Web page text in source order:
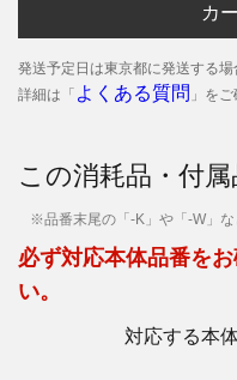
カ
発送予定日は東京都に発送する場
詳細は「 よくある質問 」を
この消耗品・付
※品番末尾の「-K」や「-W」な
必ず対応本体品番を
い。
対応する本